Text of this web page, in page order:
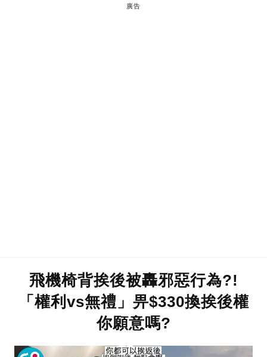
廣告
飛機椅背挨後被轟邪惡行為?!
「權利vs無禮」畀$330換挨後權
你願意嗎?